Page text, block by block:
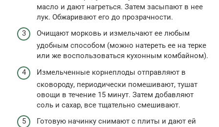
масло и дают нагреться. Затем засыпают в нее
лук. Обжаривают его до прозрачности.
Очищают морковь и измельчают ее любым
удобным способом (можно натереть ее на терке
или же воспользоваться кухонным комбайном).
Измельченные корнеплоды отправляют в
сковороду, периодически помешивают, тушат
овощи в течение 15 минут. Затем добавляют
соль и сахар, все тщательно смешивают.
Готовую начинку снимают с плиты и дают ей